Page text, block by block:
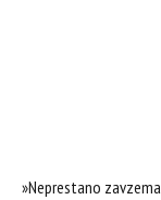
»Neprestano